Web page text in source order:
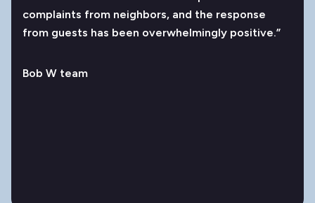
complaints from neighbors, and the response
from guests has been overwhelmingly positive.”
Bob W team